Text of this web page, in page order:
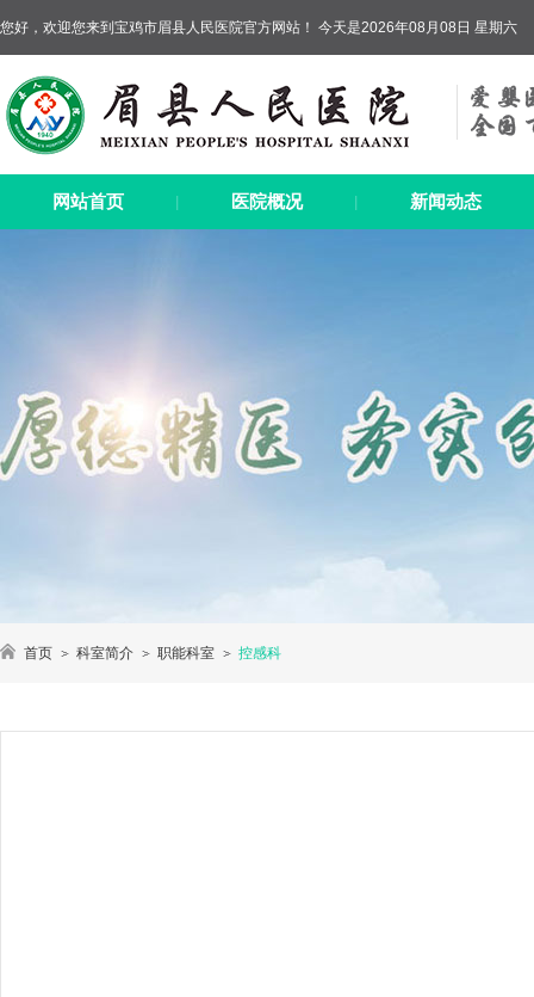
您好，欢迎您来到宝鸡市眉县人民医院官方网站！ 今天是2026年08月08日 星期六
网站首页 医院概况 新闻动态
首页 科室简介 职能科室 控感科